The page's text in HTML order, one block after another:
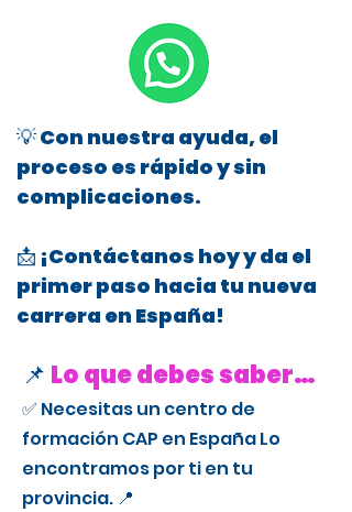
💡 Con nuestra ayuda, el
proceso es rápido y sin
complicaciones.
📩 ¡Contáctanos hoy y da el
primer paso hacia tu nueva
carrera en España!
📌 Lo que debes saber…
✅ Necesitas un centro de
formación CAP en España Lo
encontramos por ti en tu
provincia. 📍